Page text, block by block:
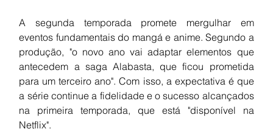
A segunda temporada promete mergulhar em
eventos fundamentais do mangá e anime. Segundo a
produção, "o novo ano vai adaptar elementos que
antecedem a saga Alabasta, que ficou prometida
para um terceiro ano". Com isso, a expectativa é que
a série continue a fidelidade e o sucesso alcançados
na primeira temporada, que está "disponível na
Netflix".